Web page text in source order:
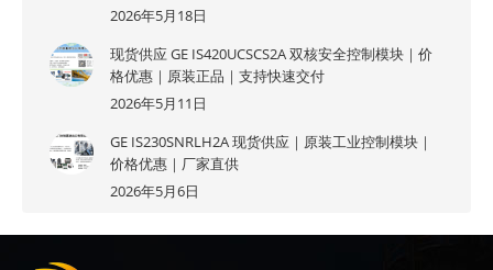
2026年5月18日
现货供应 GE IS420UCSCS2A 双核安全控制模块｜价
格优惠｜原装正品｜支持快速交付
2026年5月11日
GE IS230SNRLH2A 现货供应｜原装工业控制模块｜
价格优惠｜厂家直供
2026年5月6日